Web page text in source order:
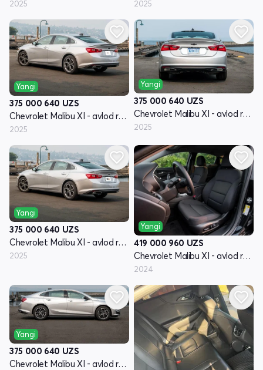
2025 2025
Yangi
375 000 640 UZS
Chevrolet Malibu XI - avlod restyling
2025
Yangi
375 000 640 UZS
Chevrolet Malibu XI - avlod restyling
2025
Yangi
375 000 640 UZS
Chevrolet Malibu XI - avlod restyling
2025
Yangi
419 000 960 UZS
Chevrolet Malibu XI - avlod restyling
2024
Yangi
375 000 640 UZS
Chevrolet Malibu XI - avlod restyling